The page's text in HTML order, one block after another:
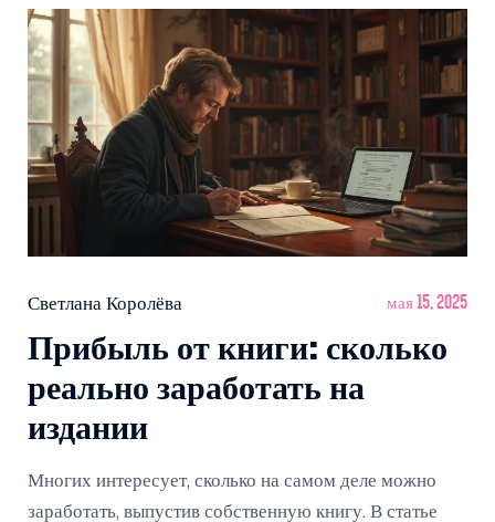
книжного.
Светлана Королёва мая 15, 2025
Прибыль от книги: сколько
реально заработать на
издании
Многих интересует, сколько на самом деле можно
заработать, выпустив собственную книгу. В статье